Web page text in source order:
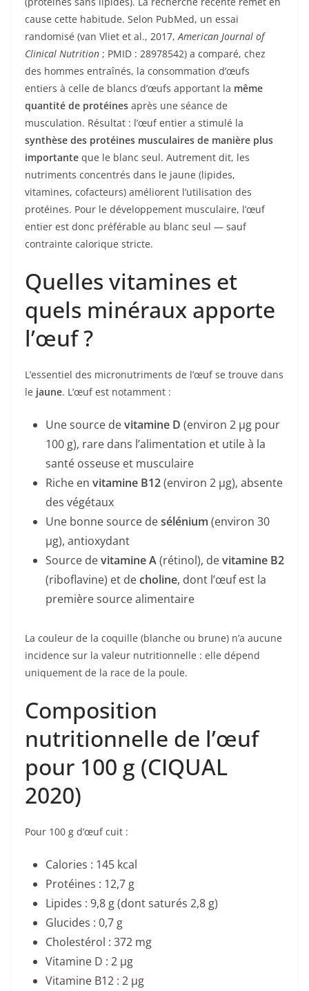
cause cette habitude. Selon PubMed, un essai
randomisé (van Vliet et al., 2017, American Journal of
Clinical Nutrition ; PMID : 28978542) a comparé, chez
des hommes entraînés, la consommation d’œufs
entiers à celle de blancs d’œufs apportant la même
quantité de protéines après une séance de
musculation. Résultat : l’œuf entier a stimulé la
synthèse des protéines musculaires de manière plus
importante que le blanc seul. Autrement dit, les
nutriments concentrés dans le jaune (lipides,
vitamines, cofacteurs) améliorent l’utilisation des
protéines. Pour le développement musculaire, l’œuf
entier est donc préférable au blanc seul — sauf
contrainte calorique stricte.
Quelles vitamines et
quels minéraux apporte
l’œuf ?
L’essentiel des micronutriments de l’œuf se trouve dans
le jaune. L’œuf est notamment :
Une source devitamine D (environ 2 µg pour
100 g), rare dans l’alimentation et utile à la
santé osseuse et musculaire
Riche en vitamine B12(environ 2 µg), absente
des végétaux
Une bonne source desélénium (environ 30
µg), antioxydant
Source devitamine A(rétinol), devitamine B2
(riboflavine) et decholine, dont l’œuf est la
première source alimentaire
La couleur de la coquille (blanche ou brune) n’a aucune
incidence sur la valeur nutritionnelle : elle dépend
uniquement de la race de la poule.
Composition
nutritionnelle de l’œuf
pour 100 g (CIQUAL
2020)
Pour 100 g d’œuf cuit :
Calories : 145 kcal
Protéines : 12,7 g
Lipides : 9,8 g (dont saturés 2,8 g)
Glucides : 0,7 g
Cholestérol : 372 mg
Vitamine D : 2 µg
Vitamine B12 : 2 µg